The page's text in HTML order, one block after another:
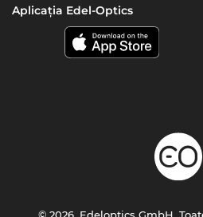
Aplicația Edel-Optics